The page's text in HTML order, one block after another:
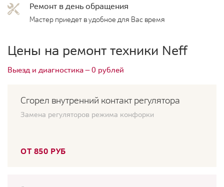
Ремонт в день обращения
Мастер приедет в удобное для Вас время
Цены на ремонт техники Neff
Выезд и диагностика — 0 рублей
Сгорел внутренний контакт регулятора
Замена регуляторов режима конфорки
ОТ 850 РУБ